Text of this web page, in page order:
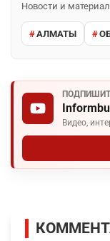
Новости и
АЛМАТЫ
Видео,